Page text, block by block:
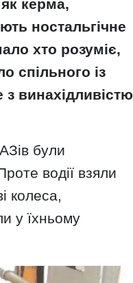
керма,
ностальгічне
хто розуміє,
спільного із
винахідливістю
були
водії взяли
колеса,
у їхньому